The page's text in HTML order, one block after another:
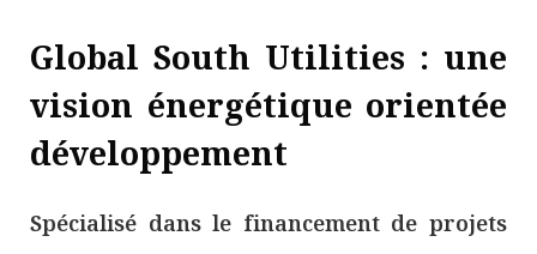
Global South Utilities : une
vision énergétique orientée
développement
Spécialisé dans le financement de projets